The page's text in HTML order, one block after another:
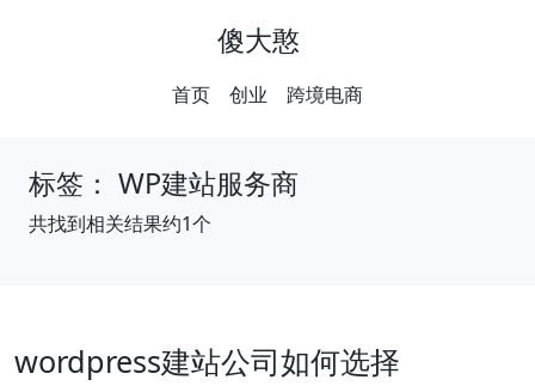
傻大憨
首页 创业 跨境电商
标签： WP建站服务商
共找到相关结果约1个
wordpress建站公司如何选择